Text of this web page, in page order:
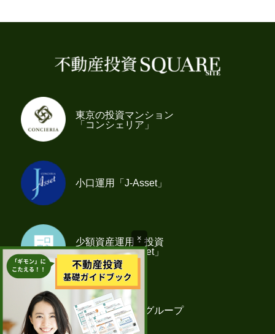
東京の投資マンション
「コンシェリア」
小口運用「J-Asset」
少額資産運用・投資
「一口家主 iAsset」
クレアスライフグループ
×